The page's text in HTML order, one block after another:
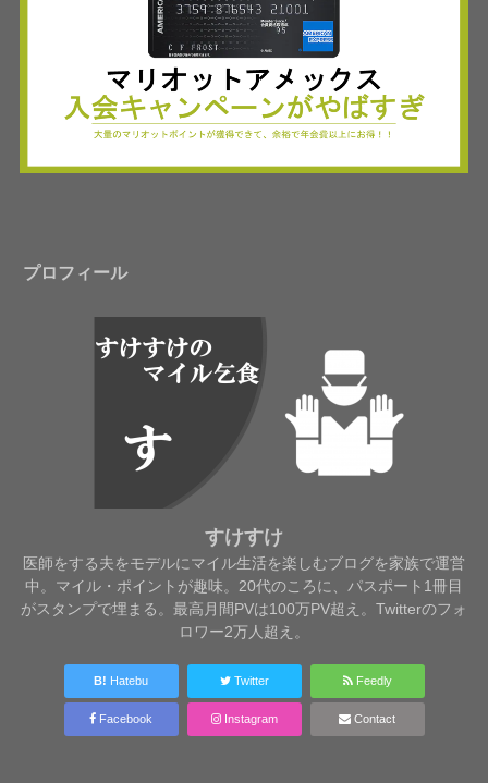
プロフィール
すけすけ
医師をする夫をモデルにマイル生活を楽しむブログを家族で運営
中。マイル・ポイントが趣味。20代のころに、パスポート1冊目
がスタンプで埋まる。最高月間PVは100万PV超え。Twitterのフォ
ロワー2万人超え。
B! Hatebu Twitter Feedly
Facebook Instagram Contact